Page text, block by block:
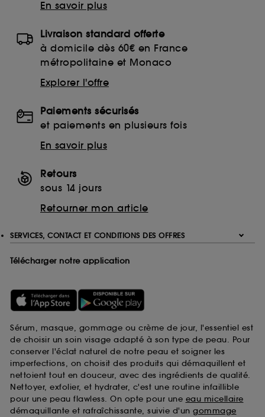
En savoir plus
Livraison standard offerte
à domicile dès 60€ en France
métropolitaine et Monaco
Explorer l'offre
Paiements sécurisés
et paiements en plusieurs fois
En savoir plus
Retours
sous 14 jours
Retourner mon article
SERVICES, CONTACT ET CONDITIONS DES OFFRES
Télécharger notre application
Sérum, masque, gommage ou crème de jour, l'essentiel est
de choisir un soin visage adapté à son type de peau. Pour
conserver l'éclat naturel de notre peau et soigner les
imperfections, on choisit des produits qui démaquillent et
nettoient tout en douceur, avec des ingrédients de qualité.
Nettoyer, exfolier, et hydrater, c'est une routine infaillible
pour une peau flawless. On opte pour une eau micellaire
démaquillante et rafraîchissante, suivie d'un gommage